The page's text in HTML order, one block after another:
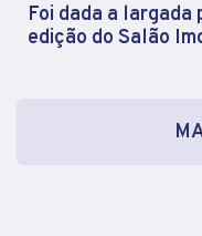
Foi dada a largada
edição do Salão